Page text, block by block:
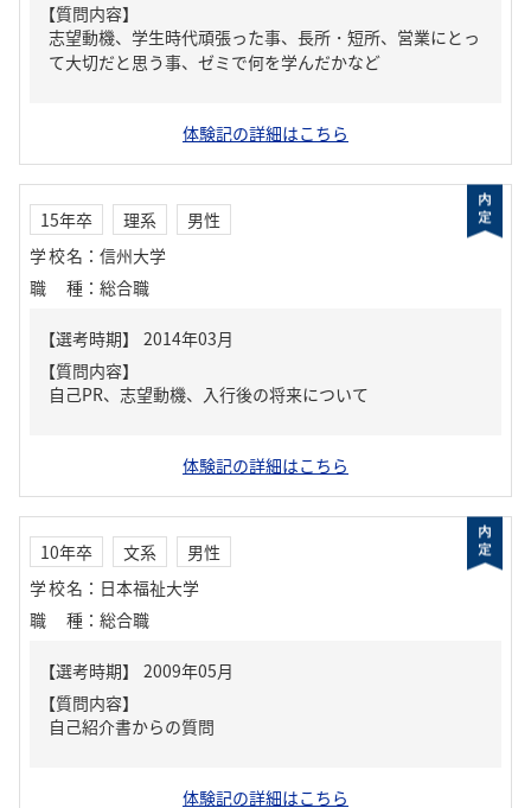
【質問内容】
志望動機、学生時代頑張った事、長所・短所、営業にとっ
て大切だと思う事、ゼミで何を学んだかなど
体験記の詳細はこちら
15年卒 理系
男性
学校名 ： 信州大学
職種 ： 総合職
【質問内容】
自己PR、志望動機、入行後の将来について
体験記の詳細はこちら
10年卒 文系
男性
学校名 ： 日本福祉大学
職種 ： 総合職
【質問内容】
自己紹介書からの質問
体験記の詳細はこちら